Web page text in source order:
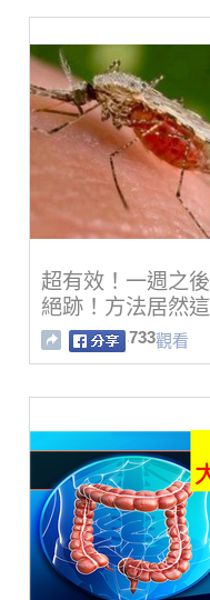
超有效！一週之
絕跡！方法居然
733觀看